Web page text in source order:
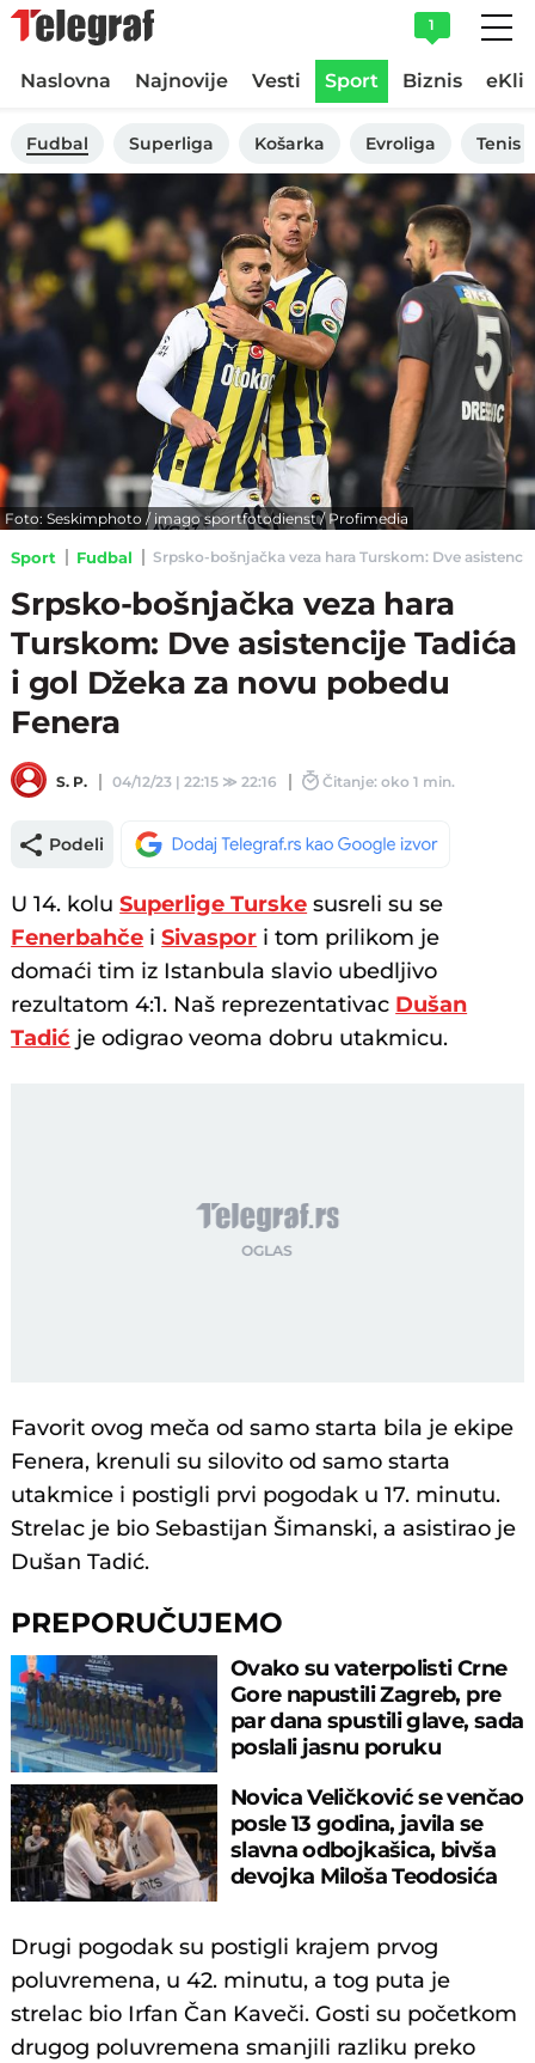
1
Naslovna Najnovije Vesti Sport Biznis
Fudbal Superliga Košarka Evroliga Tenis
Foto: Seskimphoto / imago sportfotodienst / Profimedia
Sport Fudbal Srpsko-bošnjačka veza hara Turskom: Dve
Srpsko-bošnjačka veza hara
Turskom: Dve asistencije Tadića
i gol Džeka za novu pobedu
Fenera
S. P. 04/12/23 | 22:15 ≫22:16 Čitanje: oko 1 min.
Podeli
U 14. koluSuperlige Turske susreli su se
Fenerbahče iSivaspor i tom prilikom je
domaći tim iz Istanbula slavio ubedljivo
rezultatom 4:1. Naš reprezentativac Dušan
Tadić je odigrao veoma dobru utakmicu.
Favorit ovog meča od samo starta bila je ekipe
Fenera, krenuli su silovito od samo starta
utakmice i postigli prvi pogodak u 17. minutu.
Strelac je bio Sebastijan Šimanski, a asistirao je
Dušan Tadić.
PREPORUČUJEMO
Ovako su vaterpolisti Crne
Gore napustili Zagreb, pre
par dana spustili glave, sada
poslali jasnu poruku
Novica Veličković se venčao
posle 13 godina, javila se
slavna odbojkašica, bivša
devojka Miloša Teodosića
Drugi pogodak su postigli krajem prvog
poluvremena, u 42. minutu, a tog puta je
strelac bio Irfan Čan Kaveči. Gosti su početkom
drugog poluvremena smanjili razliku preko